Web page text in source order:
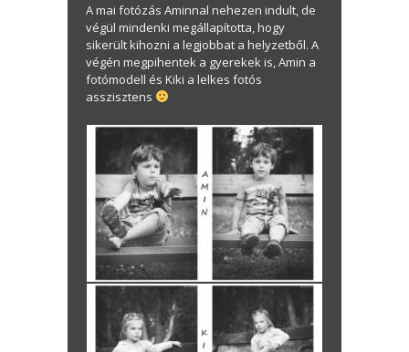
A mai fotózás Aminnal nehezen indult, de
végül mindenki megállapította, hogy
sikerült kihozni a legjobbat a helyzetből. A
végén megpihentek a gyerekek is, Amin a
fotómodell és Kiki a lelkes fotós
asszisztens